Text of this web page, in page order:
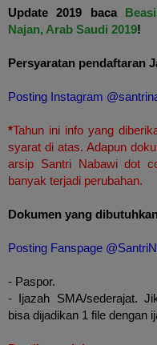
Update 2019 baca
Najan, Arab Saudi 2019!
Persyaratan pendaftaran
Posting Instagram
*Tahun ini info yang
syarat di atas. Adapun
arsip Santri Nabawi dot
banyak terjadi perubahan.
Dokumen yang
Posting Fanspage
- Paspor.
- Ijazah SMA/sederajat.
bisa dijadikan 1 file dengan